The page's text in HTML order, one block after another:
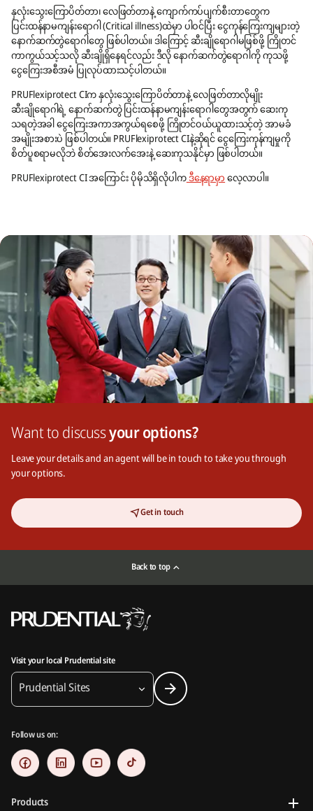
နှလုံးသွေးကြောပိတ်တာ၊ လေဖြတ်တာနဲ့ ကျောက်ကပ်ပျက်စီးတာတွေက
ပြင်းထန်နာမကျန်းရောဂါ (Critical illness)ထဲမှာ ပါဝင်ပြီး ငွေကုန်ကြေးကျများတဲ့
နောက်ဆက်တွဲရောဂါတွေ ဖြစ်ပါတယ်။ ဒါကြောင့် ဆီးချိုရောဂါမဖြစ်ဖို့ ကြိုတင်
ကာကွယ်သင့်သလို ဆီးချိုရှိနေရင်လည်း ဒီလို နောက်ဆက်တွဲရောဂါကို ကုသဖို့
ငွေကြေးအစီအမံ ပြုလုပ်ထားသင့်ပါတယ်။
PRUFlexiprotect CIက နှလုံးသွေးကြောပိတ်တာနဲ့ လေဖြတ်တာလိုမျိုး
ဆီးချိုရောဂါရဲ့ နောက်ဆက်တွဲ ပြင်းထန်နာမကျန်းရောဂါတွေအတွက် ဆေးကု
သရတဲ့အခါ ငွေကြေးအကာအကွယ်ရစေဖို့ ကြိုတင်ဝယ်ယူထားသင့်တဲ့ အာမခံ
အမျိုးအစားပဲ ဖြစ်ပါတယ်။ PRUFlexiprotect CIနဲ့ဆိုရင် ငွေကြေးကုန်ကျမှုကို
စိတ်ပူစရာမလိုဘဲ စိတ်အေးလက်အေးနဲ့ ဆေးကုသနိုင်မှာ ဖြစ်ပါတယ်။
PRUFlexiprotect CI အကြောင်း ပိုမိုသိရှိလိုပါကဒီနေရာမှာလေ့လာပါ။
Want to discussyour options?
Leave your details and an agent will be in touch to take you through
your options.
Get in touch
Back to top
Visit your local Prudential site
Prudential Sites
Follow us on:
Products